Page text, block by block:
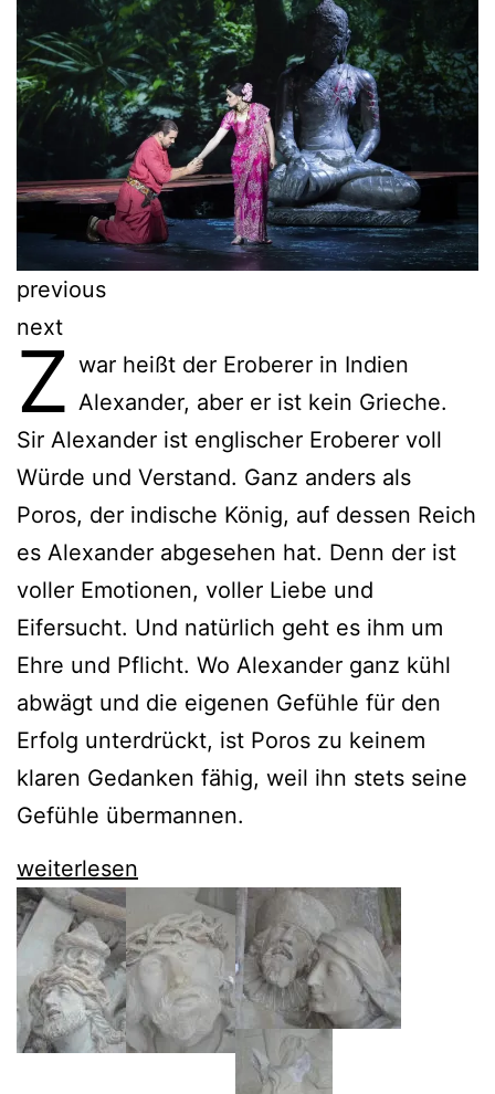
previous
next
Z war heißt der Eroberer in Indien
Alexander, aber er ist kein Grieche.
Sir Alexander ist englischer Eroberer voll
Würde und Verstand. Ganz anders als
Poros, der indische König, auf dessen Reich
es Alexander abgesehen hat. Denn der ist
voller Emotionen, voller Liebe und
Eifersucht. Und natürlich geht es ihm um
Ehre und Pflicht. Wo Alexander ganz kühl
abwägt und die eigenen Gefühle für den
Erfolg unterdrückt, ist Poros zu keinem
klaren Gedanken fähig, weil ihn stets seine
Gefühle übermannen.
Poros
der
Komischen
Oper
bleibt
nette
weiterlesen